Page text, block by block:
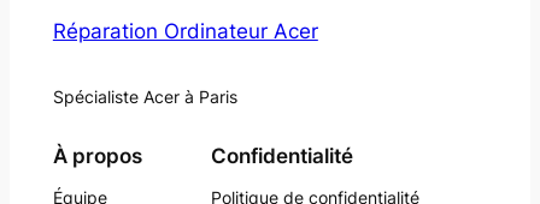
Réparation Ordinateur Acer
Spécialiste Acer à Paris
À propos
Équipe
Confidentialité
Politique de confidentialité